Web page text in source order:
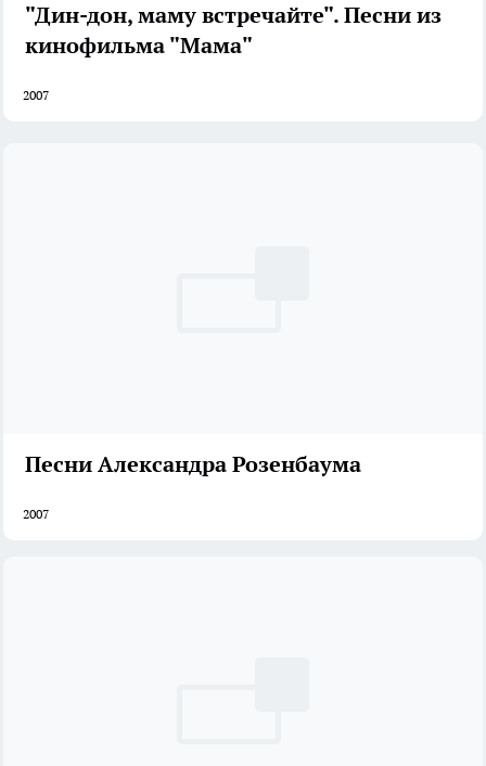
"Дин-дон, маму встречайте". Песни из
кинофильма "Мама"
2007
Песни Александра Розенбаума
2007